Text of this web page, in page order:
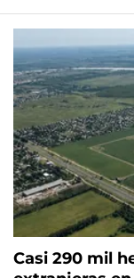
Casi 290 mil